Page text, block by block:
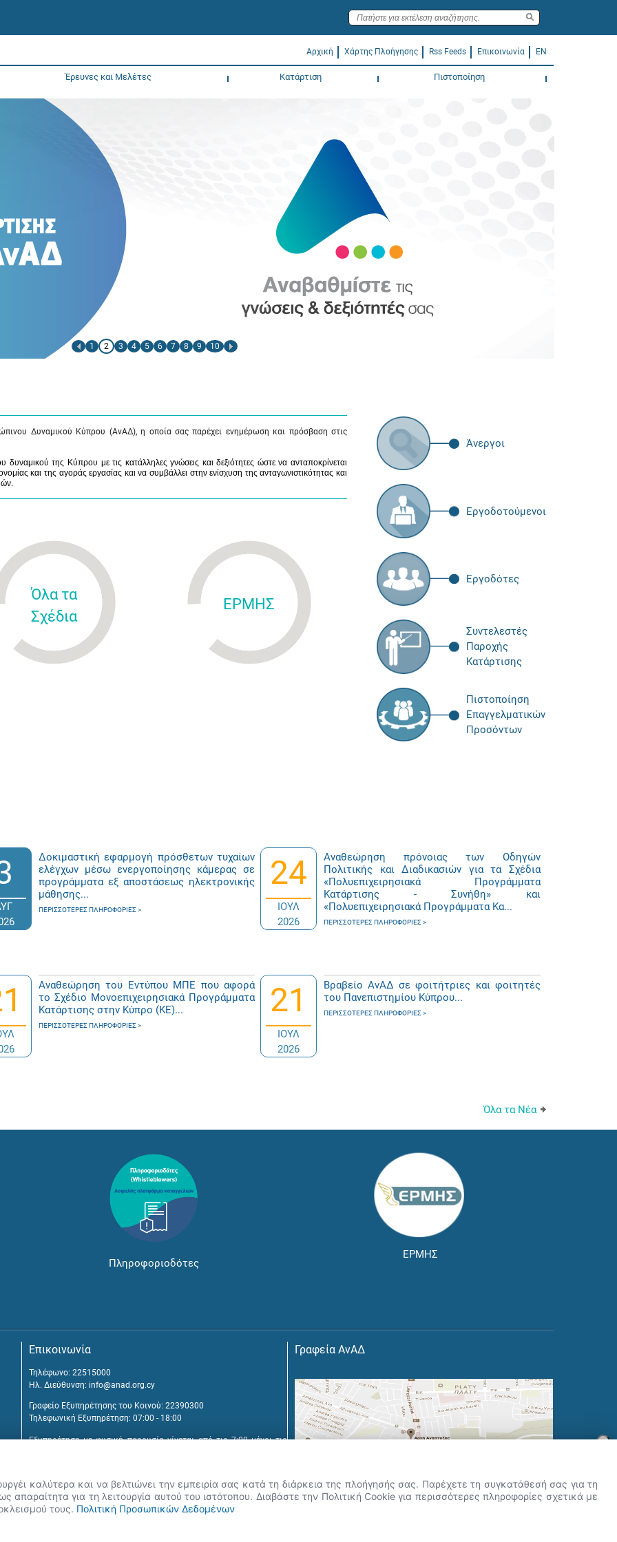
Αρχική Χάρτης Πλοήγησης Rss Feeds Επικοινωνία EN
Έρευνες και Μελέτες Κατάρτιση Πιστοποίηση
1 2 3 4 5 6 7 8 9 10
Δυναμικού Κύπρου (ΑνΑΔ), η οποία σας παρέχει ενημέρωση και πρόσβαση στις
της Κύπρου με τις κατάλληλες γνώσεις και δεξιότητες ώστε να ανταποκρίνεται
και της αγοράς εργασίας και να συμβάλλει στην ενίσχυση της ανταγωνιστικότητας και
Όλα τα
Σχέδια
ΕΡΜΗΣ
Άνεργοι
Εργοδοτούμενοι
Εργοδότες
Συντελεστές
Παροχής
Κατάρτισης
Πιστοποίηση
Επαγγελματικών
Προσόντων
Δοκιμαστική εφαρμογή πρόσθετων τυχαίων
ελέγχων μέσω ενεργοποίησης κάμερας σε
προγράμματα εξ αποστάσεως ηλεκτρονικής
μάθησης...
ΠΕΡΙΣΣΌΤΕΡΕΣ ΠΛΗΡΟΦΟΡΊΕΣ
24
ΙΟΥΛ
2026
Αναθεώρηση πρόνοιας των Οδηγών
Πολιτικής και Διαδικασιών για τα Σχέδια
«Πολυεπιχειρησιακά Προγράμματα
Κατάρτισης - Συνήθη» και
«Πολυεπιχειρησιακά Προγράμματα Κα...
ΠΕΡΙΣΣΌΤΕΡΕΣ ΠΛΗΡΟΦΟΡΊΕΣ
Αναθεώρηση του Εντύπου ΜΠΕ που αφορά
το Σχέδιο Μονοεπιχειρησιακά Προγράμματα
Κατάρτισης στην Κύπρο (ΚΕ)...
ΠΕΡΙΣΣΌΤΕΡΕΣ ΠΛΗΡΟΦΟΡΊΕΣ
21
ΙΟΥΛ
2026
Βραβείο ΑνΑΔ σε φοιτήτριες και φοιτητές
του Πανεπιστημίου Κύπρου...
ΠΕΡΙΣΣΌΤΕΡΕΣ ΠΛΗΡΟΦΟΡΊΕΣ
Όλα τα Νέα
Πληροφοριοδότες
ΕΡΜΗΣ
Επικοινωνία
Τηλέφωνο: 22515000
Ηλ. Διεύθυνση: info@anad.org.cy
Γραφείο Εξυπηρέτησης του Κοινού: 22390300
Τηλεφωνική Εξυπηρέτηση: 07:00 - 18:00
Εξυπηρέτηση με φυσική παρουσία γίνεται από τις 7:00 μέχρι τις
Τ.Θ. 25431, 1392 Λευκωσία, Κύπρος
Γραφεία ΑνΑΔ
×
σήμερα.
καλύτερα και να βελτιώνει την εμπειρία σας κατά τη διάρκεια της πλοήγησής σας. Παρέχετε τη συγκατάθεσή σας για τη
για τη λειτουργία αυτού του ιστότοπου. Διαβάστε την Πολιτική Cookie για περισσότερες πληροφορίες σχετικά με
τους. Πολιτική Προσωπικών Δεδομένων